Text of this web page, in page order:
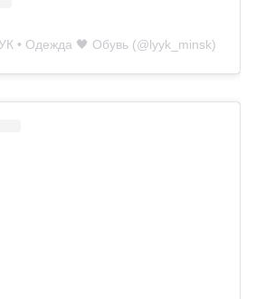
• Одежда 🖤 Обувь (@lyyk_minsk)